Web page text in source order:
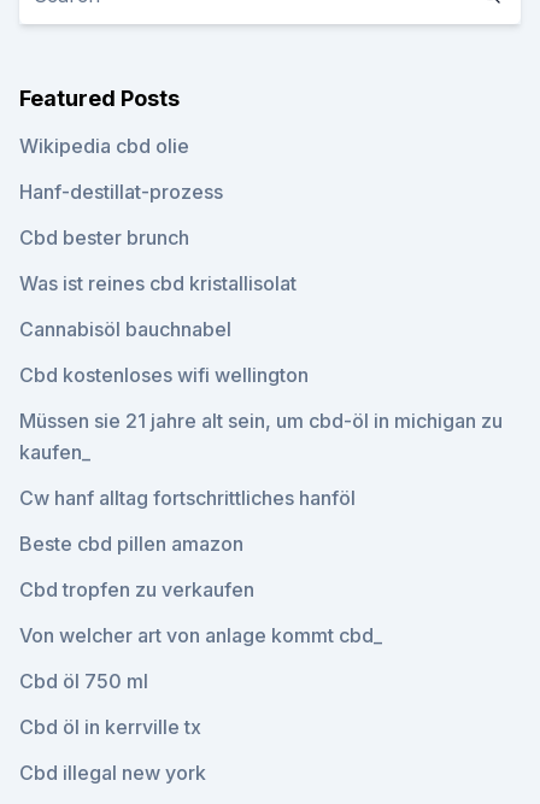
Featured Posts
Wikipedia cbd olie
Hanf-destillat-prozess
Cbd bester brunch
Was ist reines cbd kristallisolat
Cannabisöl bauchnabel
Cbd kostenloses wifi wellington
Müssen sie 21 jahre alt sein, um cbd-öl in michigan zu
kaufen_
Cw hanf alltag fortschrittliches hanföl
Beste cbd pillen amazon
Cbd tropfen zu verkaufen
Von welcher art von anlage kommt cbd_
Cbd öl 750 ml
Cbd öl in kerrville tx
Cbd illegal new york